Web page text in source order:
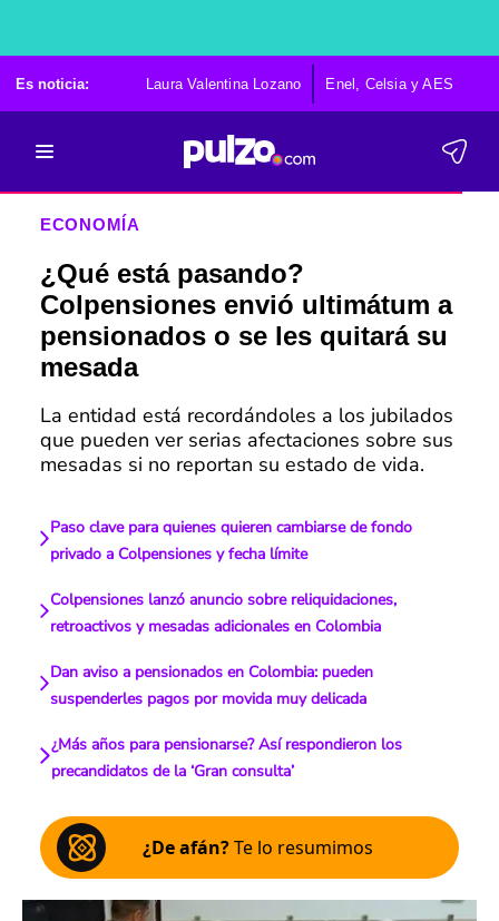
Es noticia: Laura Valentina Lozano Enel, Celsia y AES
ECONOMÍA
¿Qué está pasando?
Colpensiones envió ultimátum a
pensionados o se les quitará su
mesada
La entidad está recordándoles a los jubilados
que pueden ver serias afectaciones sobre sus
mesadas si no reportan su estado de vida.
Paso clave para quienes quieren cambiarse de fondo
privado a Colpensiones y fecha límite
Colpensiones lanzó anuncio sobre reliquidaciones,
retroactivos y mesadas adicionales en Colombia
Dan aviso a pensionados en Colombia: pueden
suspenderles pagos por movida muy delicada
¿Más años para pensionarse? Así respondieron los
precandidatos de la ‘Gran consulta’
¿De afán?Te lo resumimos